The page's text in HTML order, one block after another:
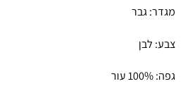
מגדר: גבר
צבע: לבן
גפה: 100% עור